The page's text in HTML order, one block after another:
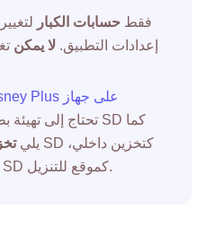
يسمح تطبيق Disney Plus فقط حسابات الكبار لتغيير
إعدادات التطبيق. لا يمكن
يلي
فلن تتمكن من تعيين بطاقة SD كموقع للتنزيل.